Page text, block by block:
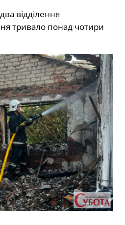
відділення
тривало понад чотири